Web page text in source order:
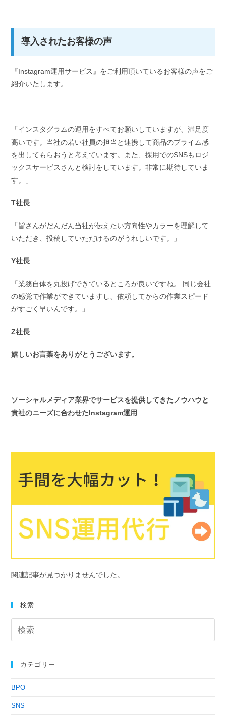
導入されたお客様の声
『Instagram運用サービス』をご利用頂いているお客様の声をご
紹介いたします。
「インスタグラムの運用をすべてお願いしていますが、満足度
高いです。当社の若い社員の担当と連携して商品のプライム感
を出してもらおうと考えています。また、採用でのSNSもロジ
ックスサービスさんと検討をしています。非常に期待していま
す。」
T社長
「皆さんがだんだん当社が伝えたい方向性やカラーを理解して
いただき、投稿していただけるのがうれしいです。」
Y社長
「業務自体を丸投げできているところが良いですね。 同じ会社
の感覚で作業ができていますし、依頼してからの作業スピード
がすごく早いんです。」
Z社長
嬉しいお言葉をありがとうございます。
ソーシャルメディア業界でサービスを提供してきたノウハウと
貴社のニーズに合わせたInstagram運用
関連記事が見つかりませんでした。
検索
カテゴリー
BPO
SNS